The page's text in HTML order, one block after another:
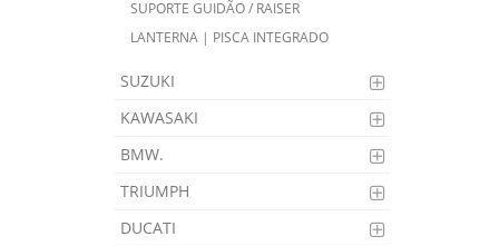
SUPORTE GUIDÃO / RAISER
LANTERNA | PISCA INTEGRADO
SUZUKI
KAWASAKI
BMW.
TRIUMPH
DUCATI